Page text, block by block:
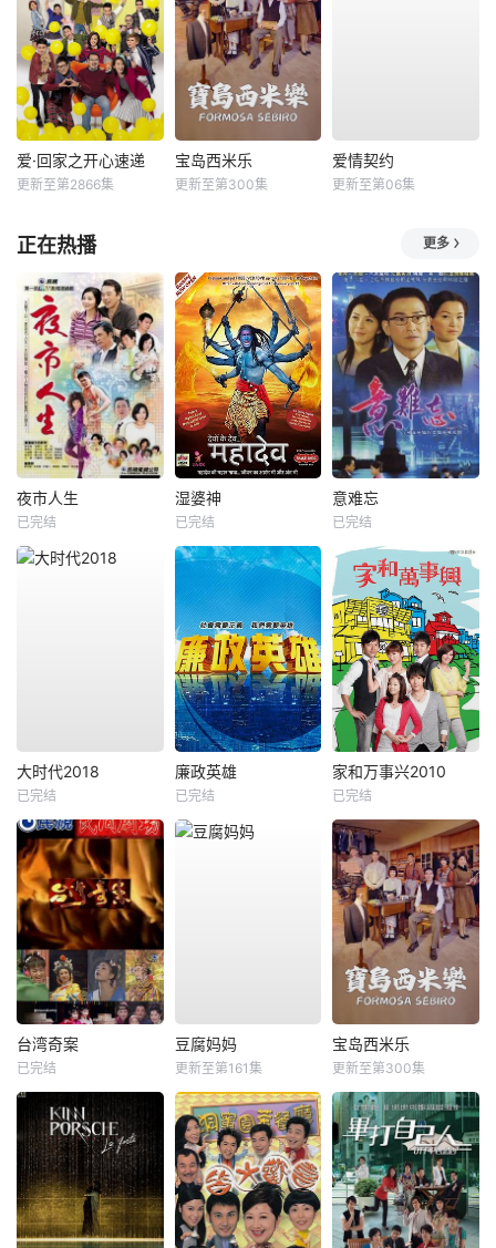
爱·回家之开心速递
更新至第2866集
宝岛西米乐
更新至第300集
爱情契约
更新至第06集
正在热播 更多
夜市人生
已完结
湿婆神
已完结
意难忘
已完结
大时代2018
已完结
廉政英雄
已完结
家和万事兴2010
已完结
台湾奇案
已完结
豆腐妈妈
更新至第161集
宝岛西米乐
更新至第300集